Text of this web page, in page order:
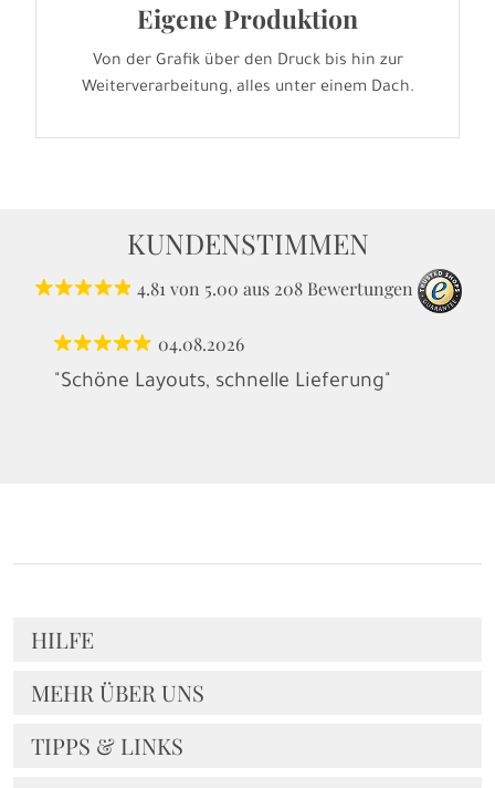
Eigene Produktion
Von der Grafik über den Druck bis hin zur
Weiterverarbeitung, alles unter einem Dach.
KUNDENSTIMMEN
4.81von 5.00 aus 208 Bewertungen
04.08.2026
"Schöne Layouts, schnelle Lieferung"
HILFE
MEHR ÜBER UNS
TIPPS & LINKS